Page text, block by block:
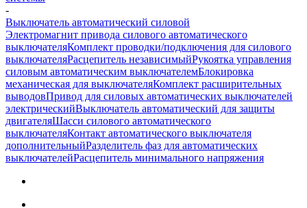
-
Выключатель автоматический силовой
Электромагнит привода силового автоматического
выключателяКомплект проводки/подключения для силового
выключателяРасцепитель независимыйРукоятка управления
силовым автоматическим выключателемБлокировка
механическая для выключателяКомплект расширительных
выводовПривод для силовых автоматических выключателей
электрическийВыключатель автоматический для защиты
двигателяШасси силового автоматического
выключателяКонтакт автоматического выключателя
дополнительныйРазделитель фаз для автоматических
выключателейРасцепитель минимального напряжения